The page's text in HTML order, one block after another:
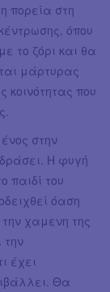
πορεία στη
όπου
το ζόρι και θα
μάρτυρας
κοινότητας που
στην
Η φυγή
παιδί του
όαση
χαμενη της
την
έχει
Θα